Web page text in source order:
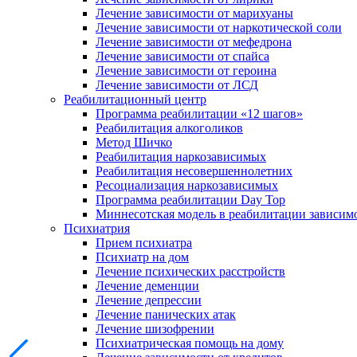
Лечение зависимости от марихуаны
Лечение зависимости от наркотической соли
Лечение зависимости от мефедрона
Лечение зависимости от спайса
Лечение зависимости от героина
Лечение зависимости от ЛСД
Реабилитационный центр
Программа реабилитации «12 шагов»
Реабилитация алкоголиков
Метод Шичко
Реабилитация наркозависимых
Реабилитация несовершеннолетних
Ресоциализация наркозависимых
Программа реабилитации Day Top
Миннесотская модель в реабилитации
Психиатрия
Прием психиатра
Психиатр на дом
Лечение психических расстройств
Лечение деменции
Лечение депрессии
Лечение панических атак
Лечение шизофрении
Психиатрическая помощь на дому